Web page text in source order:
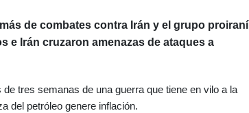
de combates contra Irán y el grupo proiraní
e Irán cruzaron amenazas de ataques a
tres semanas de una guerra que tiene en vilo a la
del petróleo genere inflación.